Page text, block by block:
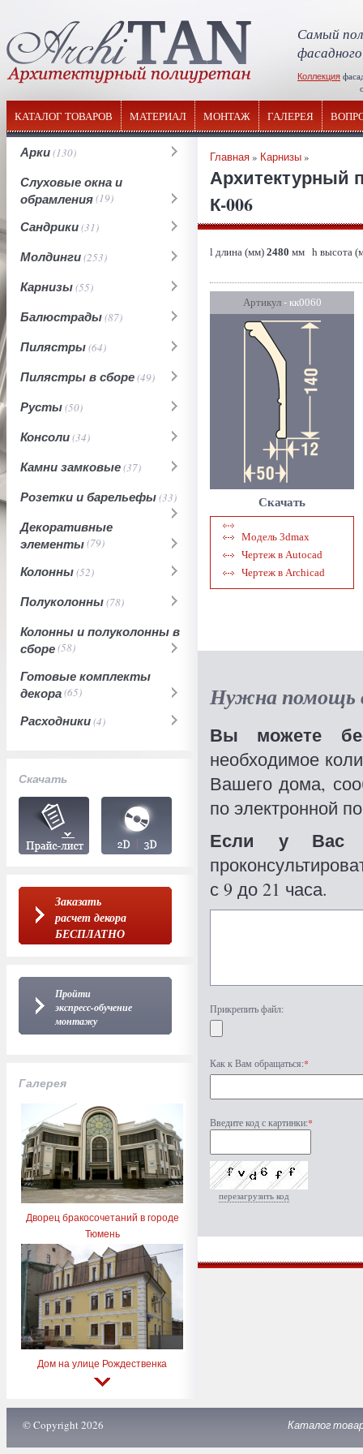
Самый
Коллекция
КАТАЛОГ ТОВАРОВ МАТЕРИАЛ МОНТАЖ ГАЛЕРЕЯ
Арки(130)
Слуховые окна и
обрамления(19)
Сандрики(31)
Молдинги(253)
Карнизы(55)
Балюстрады(87)
Пилястры(64)
Пилястры в сборе(49)
Русты(50)
Консоли(34)
Камни замковые(37)
Розетки и барельефы(33)
Декоративные
элементы(79)
Колонны(52)
Полуколонны(78)
Колонны и полуколонны в
сборе(58)
Готовые комплекты
декора(65)
Расходники(4)
Скачать
Заказать
расчет декора
БЕСПЛАТНО
Пройти
экспресс-обучение
монтажу
Галерея
Дворец бракосочетаний в городе
Тюмень
Дом на улице Рождественка
Главная» Карнизы»
Архитектурный
К-006
l длина (мм) 2480 мм h высота
Артикул- кк0060
Скачать
Модель 3dmax
Чертеж в Autocad
Чертеж в Archicad
Нужна помощь
Вы можете
необходимое
Вашего дома,
по электронной
Если у Вас
с 9 до 21 часа.
Прикрепить файл:
Как к Вам обращаться:*
Введите код с картинки:*
перезагрузить код
© Copyright 2026 Каталог